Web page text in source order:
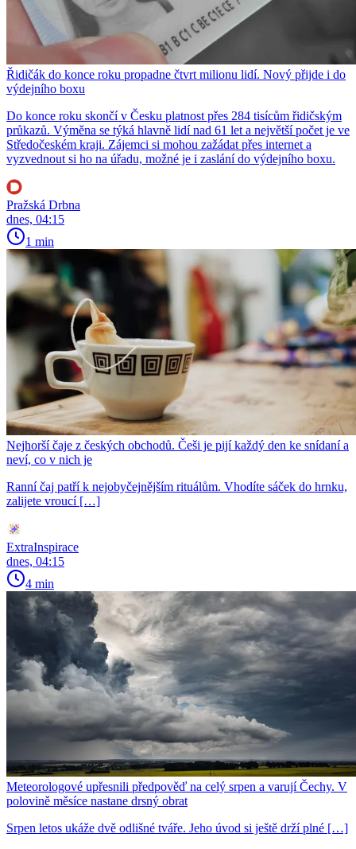
Řidičák do konce roku propadne čtvrt milionu lidí. Nový přijde i do
výdejního boxu
Do konce roku skončí v Česku platnost přes 284 tisícům řidičským
průkazů. Výměna se týká hlavně lidí nad 61 let a největší počet je ve
Středočeském kraji. Zájemci si mohou zažádat přes internet a
vyzvednout si ho na úřadu, možné je i zaslání do výdejního boxu.
Pražská Drbna
dnes, 04:15
1 min
Nejhorší čaje z českých obchodů. Češi je pijí každý den ke snídaní a
neví, co v nich je
Ranní čaj patří k nejobyčejnějším rituálům. Vhodíte sáček do hrnku,
zalijete vroucí […]
ExtraInspirace
dnes, 04:15
4 min
Meteorologové upřesnili předpověď na celý srpen a varují Čechy. V
polovině měsíce nastane drsný obrat
Srpen letos ukáže dvě odlišné tváře. Jeho úvod si ještě drží plné […]